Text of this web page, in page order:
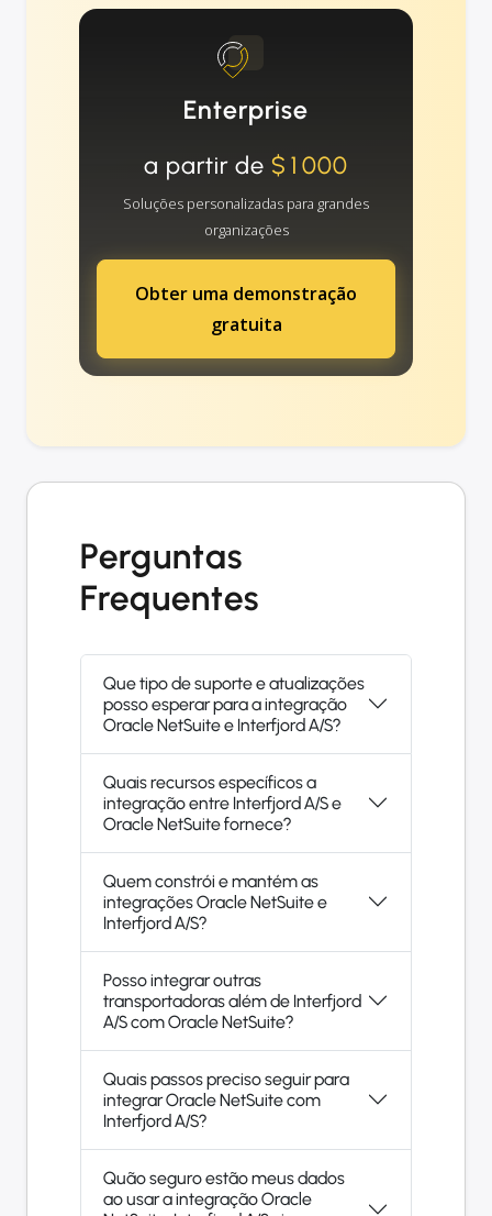
Enterprise
a partir de $1000
Soluções personalizadas para grandes
organizações
Obter uma demonstração
gratuita
Perguntas
Frequentes
Que tipo de suporte e atualizações
posso esperar para a integração
Oracle NetSuite e Interfjord A/S?
Quais recursos específicos a
integração entre Interfjord A/S e
Oracle NetSuite fornece?
Quem constrói e mantém as
integrações Oracle NetSuite e
Interfjord A/S?
Posso integrar outras
transportadoras além de Interfjord
A/S com Oracle NetSuite?
Quais passos preciso seguir para
integrar Oracle NetSuite com
Interfjord A/S?
Quão seguro estão meus dados
ao usar a integração Oracle